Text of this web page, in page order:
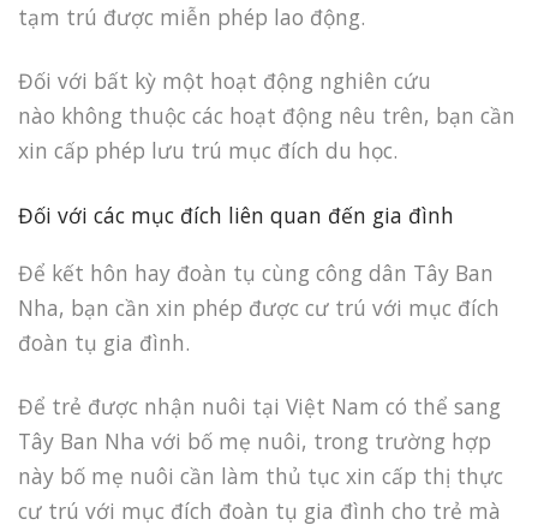
tạm trú được miễn phép lao động.
Đối với bất kỳ một hoạt động nghiên cứu
nào không thuộc các hoạt động nêu trên, bạn cần
xin cấp phép lưu trú mục đích du học.
Đối với các mục đích liên quan đến gia đình
Để kết hôn hay đoàn tụ cùng công dân Tây Ban
Nha, bạn cần xin phép được cư trú với mục đích
đoàn tụ gia đình.
Để trẻ được nhận nuôi tại Việt Nam có thể sang
Tây Ban Nha với bố mẹ nuôi, trong trường hợp
này bố mẹ nuôi cần làm thủ tục xin cấp thị thực
cư trú với mục đích đoàn tụ gia đình cho trẻ mà